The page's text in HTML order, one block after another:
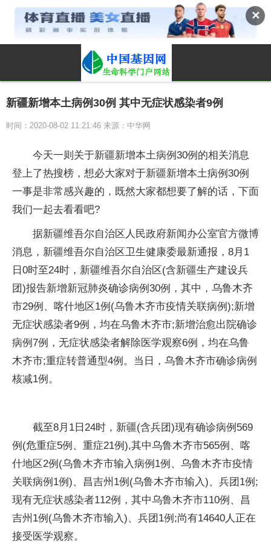
✕
新疆新增本土病例30例 其中无症状感染者9例
时间：2020-08-02 11:21:46 来源：中华网
今天一则关于新疆新增本土病例30例的相关消息
登上了热搜榜，想必大家对于新疆新增本土病例30例
一事是非常感兴趣的，既然大家都想要了解的话，下面
我们一起去看看吧?
据新疆维吾尔自治区人民政府新闻办公室官方微博
消息，新疆维吾尔自治区卫生健康委最新通报，8月1
日0时至24时，新疆维吾尔自治区(含新疆生产建设兵
团)报告新增新冠肺炎确诊病例30例，其中，乌鲁木齐
市29例、喀什地区1例(乌鲁木齐市疫情关联病例);新增
无症状感染者9例，均在乌鲁木齐市;新增治愈出院确诊
病例7例，无症状感染者解除医学观察6例，均在乌鲁
木齐市;重症转普通型4例。当日，乌鲁木齐市确诊病例
核减1例。
截至8月1日24时，新疆(含兵团)现有确诊病例569
例(危重症5例、重症21例),其中乌鲁木齐市565例、喀
什地区2例(乌鲁木齐市输入病例1例、乌鲁木齐市疫情
关联病例1例)、昌吉州1例(乌鲁木齐市输入)、兵团1例;
现有无症状感染者112例，其中乌鲁木齐市110例、昌
吉州1例(乌鲁木齐市输入)、兵团1例;尚有14640人正在
接受医学观察。